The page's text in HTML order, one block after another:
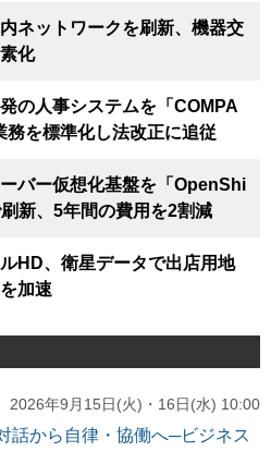
ネットワークを刷新、機器交
化
の人事システムを「COMPA
務を標準化し法改正に追従
バー仮想化基盤を「OpenShi
新、5年間の費用を2割減
HD、衛星データで出店用地
加速
2026年9月15日(火)・16日(水) 10:00
話から自律・協働へ─ビジネス